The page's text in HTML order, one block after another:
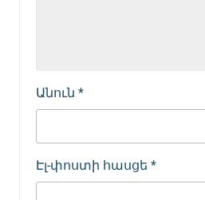
Անուն *
Էլ-փոստի հասցե *